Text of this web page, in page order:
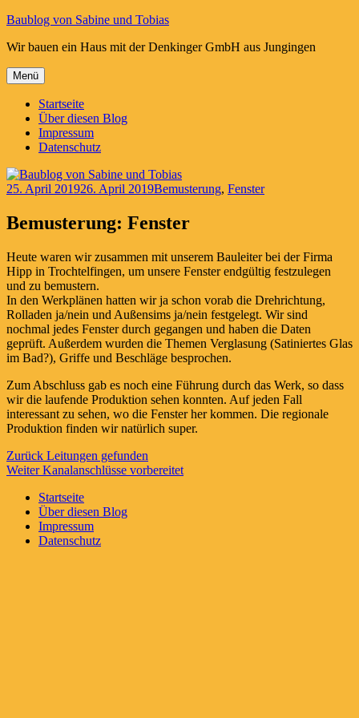
Zum
springen
Baublog von Sabine und Tobias
Wir bauen ein Haus mit der Denkinger GmbH aus Jungingen
Menü
Startseite
Über diesen Blog
Impressum
Datenschutz
Veröffentlicht
25. April 201926. April 2019Schlagwörter
Bemusterung, Fenster
Bemusterung: Fenster
Heute waren wir zusammen mit unserem Bauleiter bei der Firma
Hipp in Trochtelfingen, um unsere Fenster endgültig festzulegen
und zu bemustern.
In den Werkplänen hatten wir ja schon vorab die Drehrichtung,
Rolladen ja/nein und Außensims ja/nein festgelegt. Wir sind
nochmal jedes Fenster durch gegangen und haben die Daten
geprüft. Außerdem wurden die Themen Verglasung (Satiniertes Glas
im Bad?), Griffe und Beschläge besprochen.
Zum Abschluss gab es noch eine Führung durch das Werk, so dass
wir die laufende Produktion sehen konnten. Auf jeden Fall
interessant zu sehen, wo die Fenster her kommen. Die regionale
Produktion finden wir natürlich super.
Beitragsnavigation
Zurück Vorheriger
Beitrag:
Leitungen gefunden
Weiter Nächster
Kanalanschlüsse vorbereitet
Startseite
Über diesen Blog
Impressum
Datenschutz